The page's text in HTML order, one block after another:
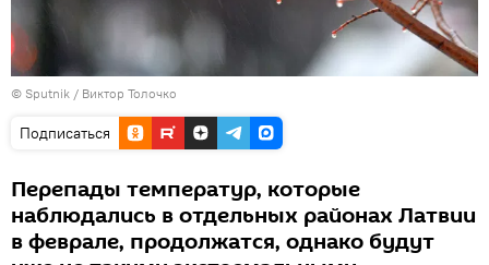
© Sputnik / Виктор Толочко
Подписаться
Перепады температур, которые
наблюдались в отдельных районах Латвии
в феврале, продолжатся, однако будут